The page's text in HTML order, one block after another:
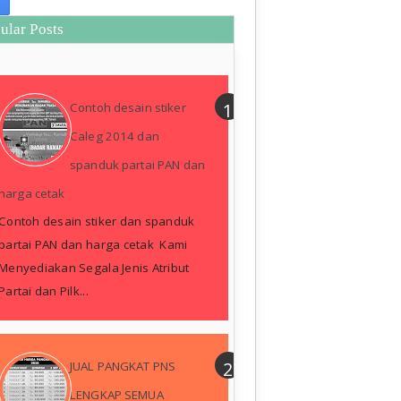
Posts
Contoh desain stiker
Caleg 2014 dan
spanduk partai PAN dan
cetak
desain stiker dan spanduk
PAN dan harga cetak Kami
Segala Jenis Atribut
dan Pilk...
JUAL PANGKAT PNS
LENGKAP SEMUA